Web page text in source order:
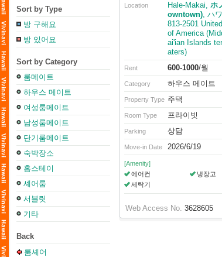
Sort by Type
방 구해요
방 있어요
Sort by Category
룸메이트
하우스 메이트
여성룸메이트
남성룸메이트
단기룸메이트
숙박장소
홈스테이
셰어룸
서블릿
기타
Back
룸셰어
Location Hale-Makai, ホ
owntown), ハ
813-2501
of America
ai'ian Islands
aters)
Rent 600-1000/월
Category 하우스 메이트
Property Type 주택
Room Type 프라이빗
Parking 상담
Move-in Date 2026/6/19
[Amenity]
에어컨
냉장고
세탁기
Web Access No. 3628605